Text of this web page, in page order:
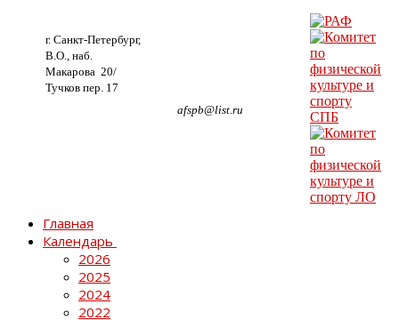
г. Санкт-Петербург,
В.О., наб.
Макарова 20/
Тучков пер. 17
afspb@list.ru
Главная
Календарь
2026
2025
2024
2022